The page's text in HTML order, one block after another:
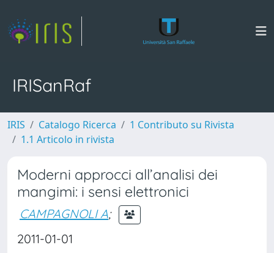
IRISanRaf
IRIS Catalogo Ricerca
1 Contributo su Rivista
1.1 Articolo in rivista
Moderni approcci all’analisi dei
mangimi: i sensi elettronici
CAMPAGNOLI A;
2011-01-01